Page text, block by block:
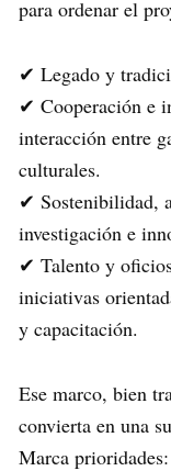
para ordenar el
✔ Legado y
✔ Cooperación e
interacción entre
culturales.
✔ Sostenibilidad,
investigación e
✔ Talento y
iniciativas
y capacitación.
Ese marco, bien
convierta en una
Marca